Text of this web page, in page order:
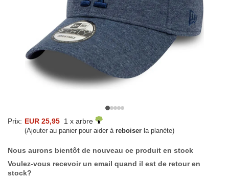
Prix: EUR 25,95 1 x arbre
(Ajouter au panier pour aider à reboiser la planète)
Nous aurons bientôt de nouveau ce produit en stock
Voulez-vous recevoir un email quand il est de retour en
stock?